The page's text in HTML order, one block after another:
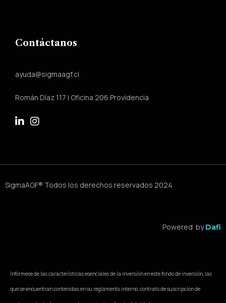
Contáctanos
ayuda@sigmaagf.cl
Román Díaz 117 | Oficina 206 Providencia
SigmaAGF® Todos los derechos reservados 2024
Powered byDafi
Infórmese de las características esenciales de la inversión en este fondo de inversión, las
que se encuentran contenidas en su reglamento interno, contrato de suscripción de